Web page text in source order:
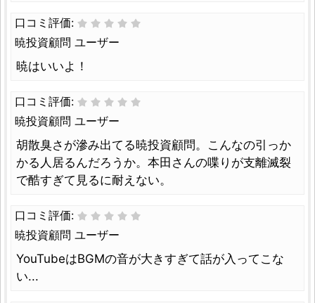
口コミ評価:
暁投資顧問 ユーザー
暁はいいよ！
口コミ評価:
暁投資顧問 ユーザー
胡散臭さが滲み出てる暁投資顧問。こんなの引っか
かる人居るんだろうか。本田さんの喋りが支離滅裂
で酷すぎて見るに耐えない。
口コミ評価:
暁投資顧問 ユーザー
YouTubeはBGMの音が大きすぎて話が入ってこな
い...